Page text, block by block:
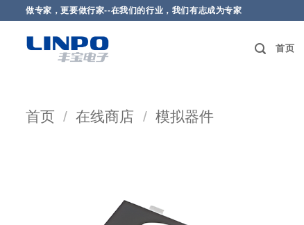
做专家，更要做行家--在我们的行业，我们有志成为专家
首页
首页 / 在线商店 / 模拟器件